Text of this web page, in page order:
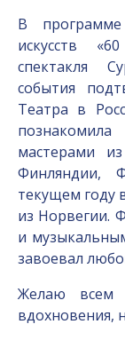
В
искусств
спектакля
события
Театра в
мастерами
Финляндии,
текущем году
из Норвегии.
и
завоевал
Желаю всем
вдохновения,